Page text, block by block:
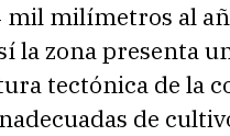
mil milímetros al
la zona presenta
tectónica de la
de